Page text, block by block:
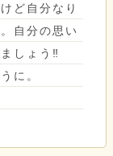
ど自分なり
自分の思い
しょう‼️
に。